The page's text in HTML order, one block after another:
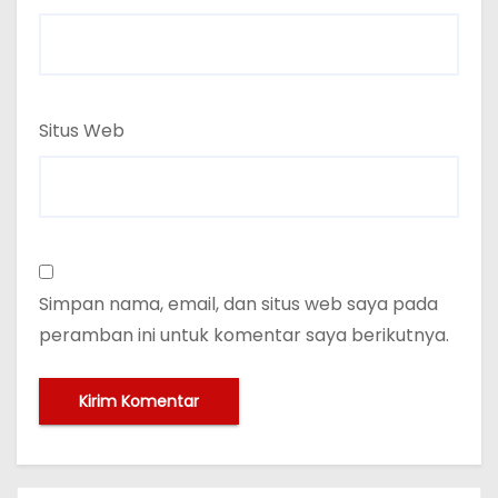
Situs Web
Simpan nama, email, dan situs web saya pada
peramban ini untuk komentar saya berikutnya.